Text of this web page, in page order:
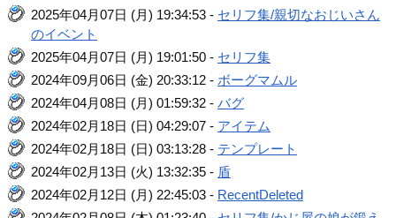
2025年04月07日 (月) 19:34:53 - セリフ集/親切なおじいさん
のイベント
2025年04月07日 (月) 19:01:50 - セリフ集
2024年09月06日 (金) 20:33:12 - ボーグマムル
2024年04月08日 (月) 01:59:32 -バグ
2024年02月18日 (日) 04:29:07 - アイテム
2024年02月18日 (日) 03:13:28 - テンプレート
2024年02月13日 (火) 13:32:35 - 盾
2024年02月12日 (月) 22:45:03 - RecentDeleted